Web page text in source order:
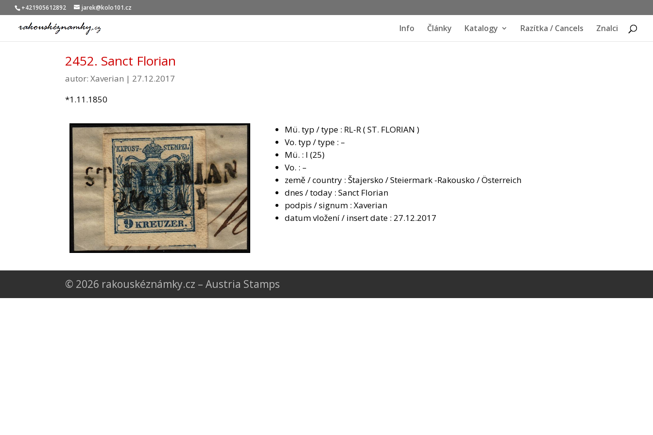
+421905612892 jarek@kolo101.cz
Info Články Katalogy Razítka / Cancels Znalci
2452. Sanct Florian
autor:Xaverian | 27.12.2017
*1.11.1850
Mü. typ / type : RL-R ( ST. FLORIAN )
Vo. typ / type : –
Mü. : I (25)
Vo. : –
země / country : Štajersko / Steiermark -Rakousko / Österreich
dnes / today : Sanct Florian
podpis / signum : Xaverian
datum vložení / insert date : 27.12.2017
© 2026 rakouskéznámky.cz – Austria Stamps